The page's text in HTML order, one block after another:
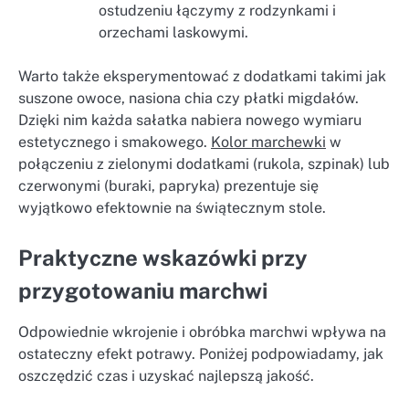
ostudzeniu łączymy z rodzynkami i
orzechami laskowymi.
Warto także eksperymentować z dodatkami takimi jak
suszone owoce, nasiona chia czy płatki migdałów.
Dzięki nim każda sałatka nabiera nowego wymiaru
estetycznego i smakowego. Kolor marchewki w
połączeniu z zielonymi dodatkami (rukola, szpinak) lub
czerwonymi (buraki, papryka) prezentuje się
wyjątkowo efektownie na świątecznym stole.
Praktyczne wskazówki przy
przygotowaniu marchwi
Odpowiednie wkrojenie i obróbka marchwi wpływa na
ostateczny efekt potrawy. Poniżej podpowiadamy, jak
oszczędzić czas i uzyskać najlepszą jakość.